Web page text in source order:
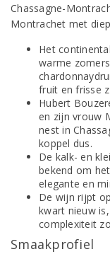
Chassagne-
Montrachet met
Het
warme
fruit en frisse
Hubert
en zijn vrouw
nest in
koppel dus.
De kalk- en
bekend om
elegante en
De wijn rijpt
kwart nieuw
complexiteit
Smaakprofiel